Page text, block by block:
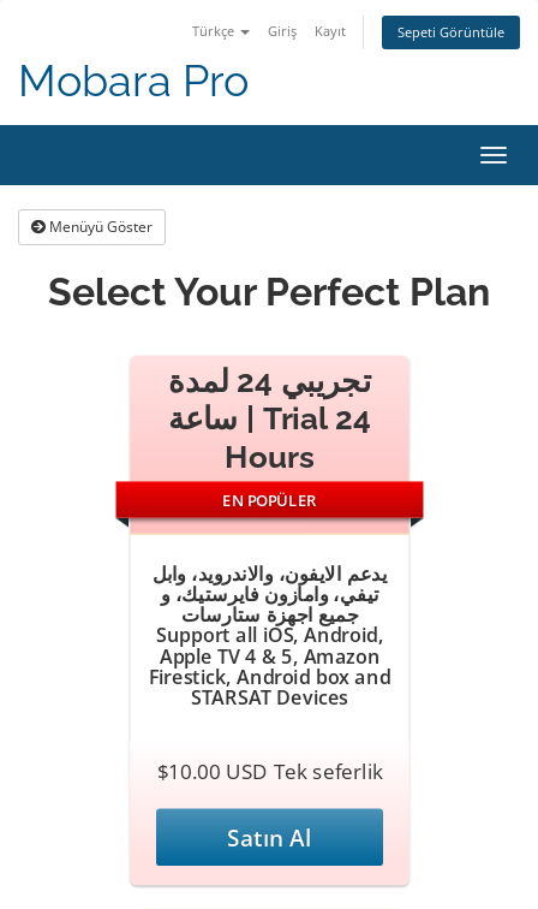
Türkçe Giriş Kayıt Sepeti Görüntüle
Mobara Pro
Menüyü Göster
Select Your Perfect Plan
تجريبي 24 لمدة
ساعة | Trial 24
Hours
EN POPÜLER
يدعم الايفون، والاندرويد، وابل
تيفي، وامازون فايرستيك، و
جميع اجهزة ستارسات
Support all iOS, Android,
Apple TV 4 & 5, Amazon
Firestick, Android box and
STARSAT Devices
$10.00 USD Tek seferlik
Satın Al